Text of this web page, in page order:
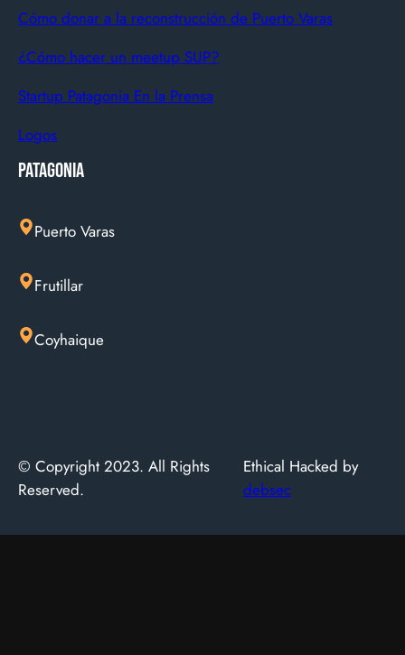
Cómo donar a la reconstrucción de Puerto Varas
¿Cómo hacer un meetup SUP?
Startup Patagonia En la Prensa
Logos
Patagonia
Puerto Varas
Frutillar
Coyhaique
© Copyright 2023. All Rights
Reserved.
Ethical Hacked by
debsec